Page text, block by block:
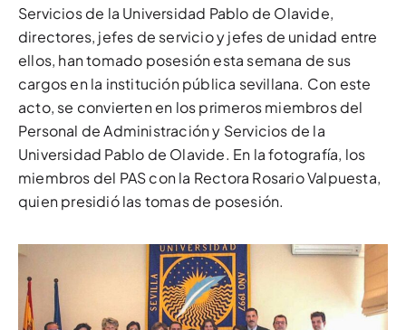
Servicios de la Universidad Pablo de Olavide,
directores, jefes de servicio y jefes de unidad entre
ellos, han tomado posesión esta semana de sus
cargos en la institución pública sevillana. Con este
acto, se convierten en los primeros miembros del
Personal de Administración y Servicios de la
Universidad Pablo de Olavide. En la fotografía, los
miembros del PAS con la Rectora Rosario Valpuesta,
quien presidió las tomas de posesión.